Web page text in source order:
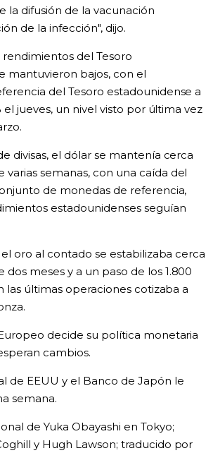
la difusión de la vacunación
de la infección", dijo.
del Tesoro
mantuvieron bajos, con el
del Tesoro estadounidense a
el jueves, un nivel visto por última vez
divisas, el dólar se mantenía cerca
varias semanas, con una caída del
de monedas de referencia,
estadounidenses seguían
oro al contado se estabilizaba cerca
dos meses y a un paso de los 1.800
las últimas operaciones cotizaba a
decide su política monetaria
cambios.
de EEUU y el Banco de Japón le
semana.
de Yuka Obayashi en Tokyo;
y Hugh Lawson; traducido por